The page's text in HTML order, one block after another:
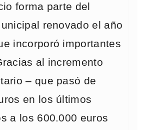
forma parte del
renovado el año
incorporó importantes
al incremento
– que pasó de
en los últimos
a los 600.000 euros